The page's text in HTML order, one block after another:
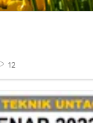
12